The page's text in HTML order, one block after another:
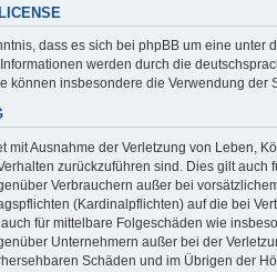
dass es sich bei phpBB um eine unter
werden durch die
können insbesondere die Verwendung der
mit Ausnahme der Verletzung von Leben,
zurückzuführen sind. Dies gilt
Verbrauchern außer bei
(Kardinalpflichten) auf die bei
für mittelbare Folgeschäden wie
Unternehmern außer bei der
Schäden und im Übrigen der